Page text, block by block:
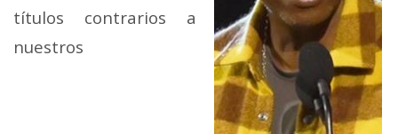
títulos contrarios a
nuestros